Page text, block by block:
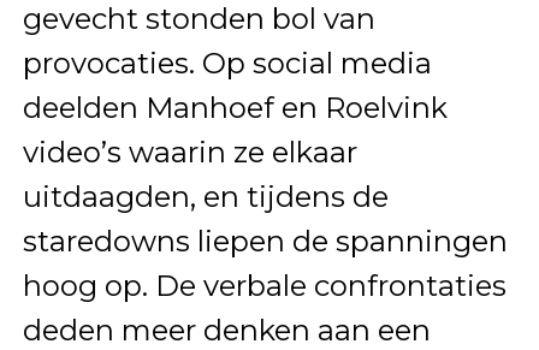
gevecht stonden bol van
provocaties. Op social media
deelden Manhoef en Roelvink
video’s waarin ze elkaar
uitdaagden, en tijdens de
staredowns liepen de spanningen
hoog op. De verbale confrontaties
deden meer denken aan een